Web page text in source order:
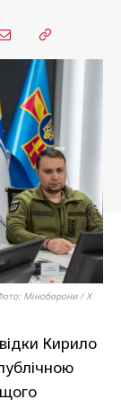
Міноборони / Х
Кирило